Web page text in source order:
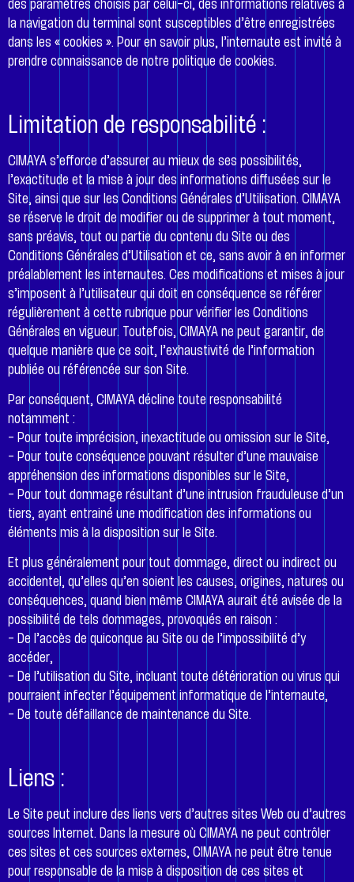
des paramètres choisis par celui-ci, des informations relatives à
la navigation du terminal sont susceptibles d’être enregistrées
dans les « cookies ». Pour en savoir plus, l’internaute est invité à
prendre connaissance de notre politique de cookies.
Limitation de responsabilité :
CIMAYA s’efforce d’assurer au mieux de ses possibilités,
l’exactitude et la mise à jour des informations diffusées sur le
Site, ainsi que sur les Conditions Générales d’Utilisation. CIMAYA
se réserve le droit de modifier ou de supprimer à tout moment,
sans préavis, tout ou partie du contenu du Site ou des
Conditions Générales d’Utilisation et ce, sans avoir à en informer
préalablement les internautes. Ces modifications et mises à jour
s’imposent à l’utilisateur qui doit en conséquence se référer
régulièrement à cette rubrique pour vérifier les Conditions
Générales en vigueur. Toutefois, CIMAYA ne peut garantir, de
quelque manière que ce soit, l’exhaustivité de l’information
publiée ou référencée sur son Site.
Par conséquent, CIMAYA décline toute responsabilité
notamment :
– Pour toute imprécision, inexactitude ou omission sur le Site,
– Pour toute conséquence pouvant résulter d’une mauvaise
appréhension des informations disponibles sur le Site,
– Pour tout dommage résultant d’une intrusion frauduleuse d’un
tiers, ayant entrainé une modification des informations ou
éléments mis à la disposition sur le Site.
Et plus généralement pour tout dommage, direct ou indirect ou
accidentel, qu’elles qu’en soient les causes, origines, natures ou
conséquences, quand bien même CIMAYA aurait été avisée de la
possibilité de tels dommages, provoqués en raison :
– De l’accès de quiconque au Site ou de l’impossibilité d’y
accéder,
– De l’utilisation du Site, incluant toute détérioration ou virus qui
pourraient infecter l’équipement informatique de l’internaute,
– De toute défaillance de maintenance du Site.
Liens :
Le Site peut inclure des liens vers d’autres sites Web ou d’autres
sources Internet. Dans la mesure où CIMAYA ne peut contrôler
ces sites et ces sources externes, CIMAYA ne peut être tenue
pour responsable de la mise à disposition de ces sites et